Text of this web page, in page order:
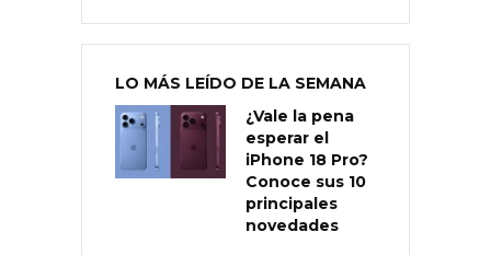
LO MÁS LEÍDO DE LA SEMANA
¿Vale la pena
esperar el
iPhone 18 Pro?
Conoce sus 10
principales
novedades